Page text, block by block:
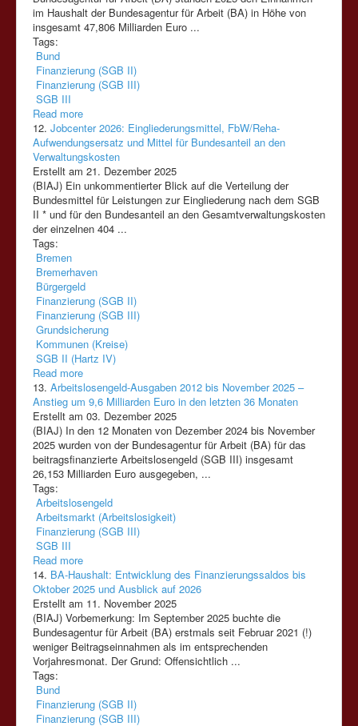
im Haushalt der Bundesagentur für Arbeit (BA) in Höhe von
insgesamt 47,806 Milliarden Euro ...
Tags:
Bund
Finanzierung (SGB II)
Finanzierung (SGB III)
SGB III
Read more
12. Jobcenter 2026: Eingliederungsmittel, FbW/Reha-
Aufwendungsersatz und Mittel für Bundesanteil an den
Verwaltungskosten
Erstellt am 21. Dezember 2025
(BIAJ) Ein unkommentierter Blick auf die Verteilung der
Bundesmittel für Leistungen zur Eingliederung nach dem SGB
II * und für den Bundesanteil an den Gesamtverwaltungskosten
der einzelnen 404 ...
Tags:
Bremen
Bremerhaven
Bürgergeld
Finanzierung (SGB II)
Finanzierung (SGB III)
Grundsicherung
Kommunen (Kreise)
SGB II (Hartz IV)
Read more
13. Arbeitslosengeld-Ausgaben 2012 bis November 2025 –
Anstieg um 9,6 Milliarden Euro in den letzten 36 Monaten
Erstellt am 03. Dezember 2025
(BIAJ) In den 12 Monaten von Dezember 2024 bis November
2025 wurden von der Bundesagentur für Arbeit (BA) für das
beitragsfinanzierte Arbeitslosengeld (SGB III) insgesamt
26,153 Milliarden Euro ausgegeben, ...
Tags:
Arbeitslosengeld
Arbeitsmarkt (Arbeitslosigkeit)
Finanzierung (SGB III)
SGB III
Read more
14. BA-Haushalt: Entwicklung des Finanzierungssaldos bis
Oktober 2025 und Ausblick auf 2026
Erstellt am 11. November 2025
(BIAJ) Vorbemerkung: Im September 2025 buchte die
Bundesagentur für Arbeit (BA) erstmals seit Februar 2021 (!)
weniger Beitragseinnahmen als im entsprechenden
Vorjahresmonat. Der Grund: Offensichtlich ...
Tags:
Bund
Finanzierung (SGB II)
Finanzierung (SGB III)